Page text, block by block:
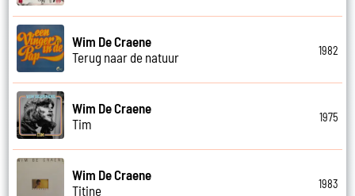
Wim De Craene
Terug naar de natuur
1982
Wim De Craene
Tim
1975
Wim De Craene
Titine
1983